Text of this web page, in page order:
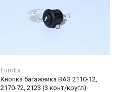
EuroEx
Кнопка багажника ВАЗ 2110-12,
2170-72, 2123 (3 конт/кругл)